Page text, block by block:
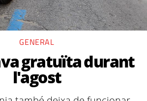
GENERAL
gratuïta durant
l'agost